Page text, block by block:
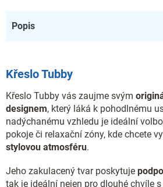
Popis
Křeslo Tubby
Křeslo Tubby vás zaujme svým
designem, který láká k pohodlnému
nadýchanému vzhledu je ideální
pokoje či relaxační zóny, kde chcete
stylovou atmosféru.
Jeho zakulacený tvar poskytuje
tak je ideální nejen pro dlouhé chvíle